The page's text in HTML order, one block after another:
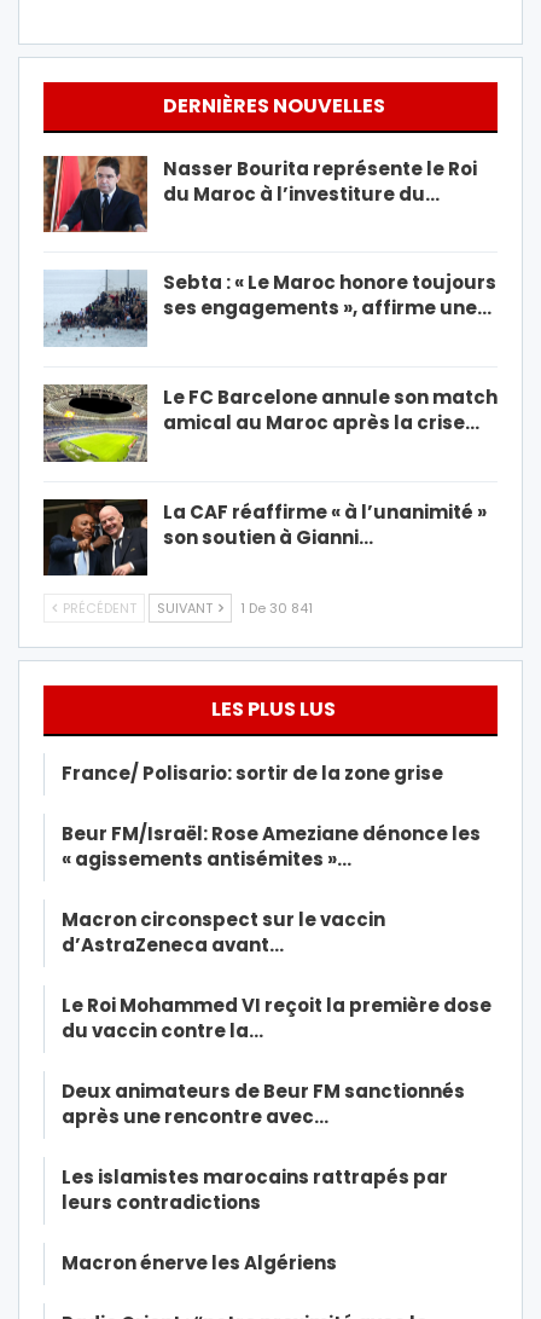
DERNIÈRES NOUVELLES
Nasser Bourita représente le Roi
du Maroc à l’investiture du…
Sebta : « Le Maroc honore toujours
ses engagements », affirme une…
Le FC Barcelone annule son match
amical au Maroc après la crise…
La CAF réaffirme « à l’unanimité »
son soutien à Gianni…
PRÉCÉDENT SUIVANT 1 De 30 841
LES PLUS LUS
France/ Polisario: sortir de la zone grise
Beur FM/Israël: Rose Ameziane dénonce les
« agissements antisémites »…
Macron circonspect sur le vaccin
d’AstraZeneca avant…
Le Roi Mohammed VI reçoit la première dose
du vaccin contre la…
Deux animateurs de Beur FM sanctionnés
après une rencontre avec…
Les islamistes marocains rattrapés par
leurs contradictions
Macron énerve les Algériens